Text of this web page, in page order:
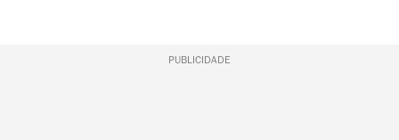
PUBLICIDADE